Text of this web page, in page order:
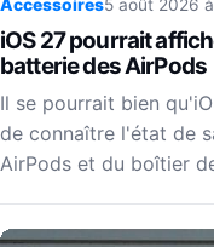
Accessoires5 août 2026
iOS 27 pourrait
batterie des AirPods
Il se pourrait bien
de connaître l'état de
AirPods et du boîtier